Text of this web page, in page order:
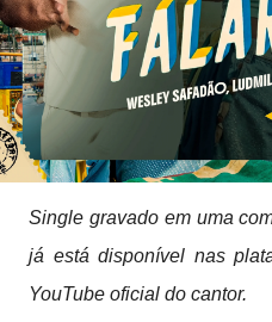
Single gravado em uma
já está disponível nas
YouTube oficial do cantor.